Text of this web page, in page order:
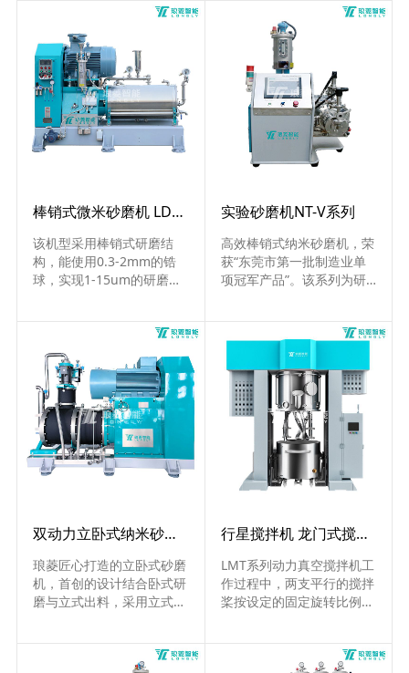
00nm - 2μm，杜绝污染风
险，兼具连续与批量生产优
势，灵活适配企业各类生产
规模，高效转化产能。
验室行星搅拌机和量产型，
广泛应用于电池液、电极浆
料、粘合剂 、油墨、化
工、食品、制药等各种各类
不同的行业。
棒销式微米砂磨机 LDM-D系列
该机型采用棒销式研磨结
构，能使用0.3-2mm的锆
球，实现1-15um的研磨细
实验砂磨机NT-V系列
高效棒销式纳米砂磨机，荣
获“东莞市第一批制造业单
项冠军产品”。该系列为研
0nm-2um的能力，可同比
放大性能及产能与产业
化......
双动力立卧式纳米砂磨机 NT-VE系列
琅菱匠心打造的立卧式砂磨
机，首创的设计结合卧式研
磨与立式出料，采用立式
研磨出料细度可达100nm
行星搅拌机 龙门式搅拌 LMT系列
LMT系列动力真空搅拌机工
作过程中，两支平行的搅拌
桨按设定的固定旋转比例运
内壁移动到搅拌桨附近，特